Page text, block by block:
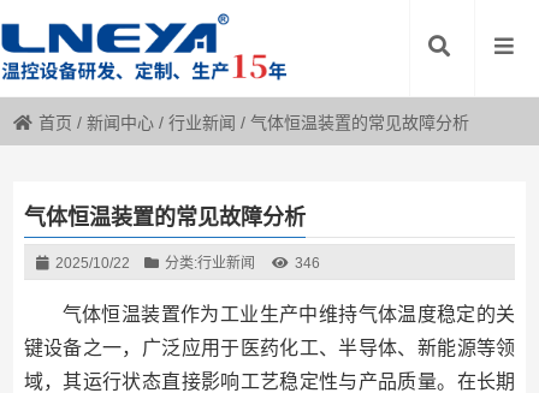
首页 /新闻中心 /行业新闻 /气体恒温装置的常见故障分析
气体恒温装置的常见故障分析
2025/10/22 分类:行业新闻 346
气体恒温装置作为工业生产中维持气体温度稳定的关
键设备之一，广泛应用于医药化工、半导体、新能源等领
域，其运行状态直接影响工艺稳定性与产品质量。在长期